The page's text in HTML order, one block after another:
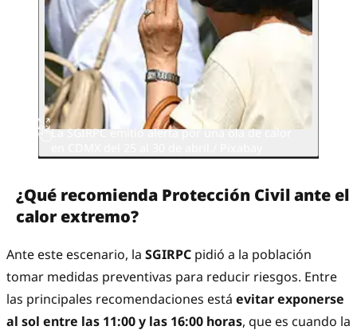
La SGIRPC emitió alerta por una ola de calor
¿Qué recomienda Protección Civil ante el
calor extremo?
Ante este escenario, la SGIRPC pidió a la población
tomar medidas preventivas para reducir riesgos. Entre
las principales recomendaciones está evitar exponerse
al sol entre las 11:00 y las 16:00 horas, que es cuando la